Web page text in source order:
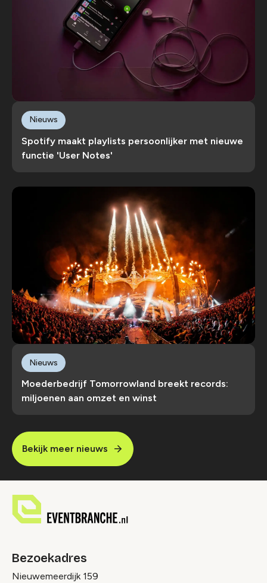
Spotify maakt playlists persoonlijker met nieuwe
functie 'User Notes'
Nieuws
Moederbedrijf Tomorrowland breekt records:
miljoenen aan omzet en winst
Nieuws
Bekijk meer nieuws
Bezoekadres
Nieuwemeerdijk 159